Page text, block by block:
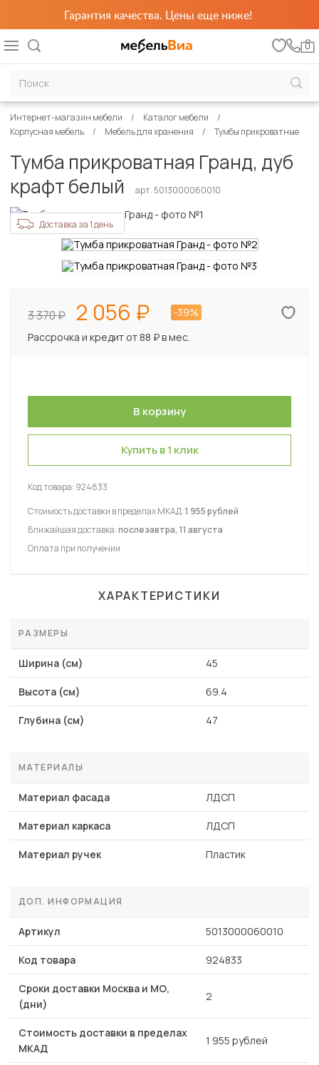
Гарантия качества. Цены еще ниже!
0
Интернет-магазин мебели
Каталог мебели
Корпусная мебель
Мебель для хранения Тумбы прикроватные
Тумба прикроватная Гранд, дуб
крафт белый
арт. 5013000060010
Доставка за 1 день
3 370 2 056
-39%
Рассрочка и кредит от 88 ₽ в мес.
Купить в 1 клик
Код товара: 924833
Стоимость доставки в пределах МКАД:1 955 рублей
Ближайшая доставка:послезавтра, 11 августа
Оплата при получении
ХАРАКТЕРИСТИКИ
РАЗМЕРЫ
Ширина (см) 45
Высота (см) 69.4
Глубина (см) 47
МАТЕРИАЛЫ
Материал фасада ЛДСП
Материал каркаса ЛДСП
Материал ручек Пластик
ДОП. ИНФОРМАЦИЯ
Артикул 5013000060010
Код товара 924833
Сроки доставки Москва и МО,
(дни)
2
Стоимость доставки в пределах
МКАД
1 955 рублей